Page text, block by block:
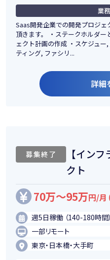
業
Saas開発企業での開発プロジ
頂きます。 ・ステークホルダ
ェクト計画の作成 ・スケジュ
ティング, ファシリ...
詳細
募集終了
【イン
クト
70万～95万円/月
週5日稼働 （140-180時間）
一部リモート
東京・日本橋・大手町